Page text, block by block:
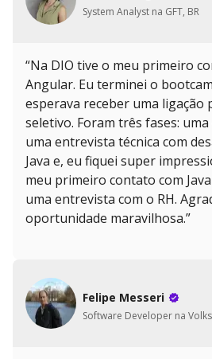
System Analyst na GFT, BR
“Na DIO tive o meu primeiro
Angular. Eu terminei o
esperava receber uma ligação
seletivo. Foram três fases:
uma entrevista técnica com
Java e, eu fiquei super
meu primeiro contato com
uma entrevista com o RH.
oportunidade maravilhosa.”
Felipe Messeri
Software Developer na